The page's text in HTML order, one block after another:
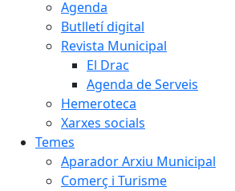
Agenda
Butlletí digital
Revista Municipal
El Drac
Agenda de Serveis
Hemeroteca
Xarxes socials
Temes
Aparador Arxiu Municipal
Comerç i Turisme